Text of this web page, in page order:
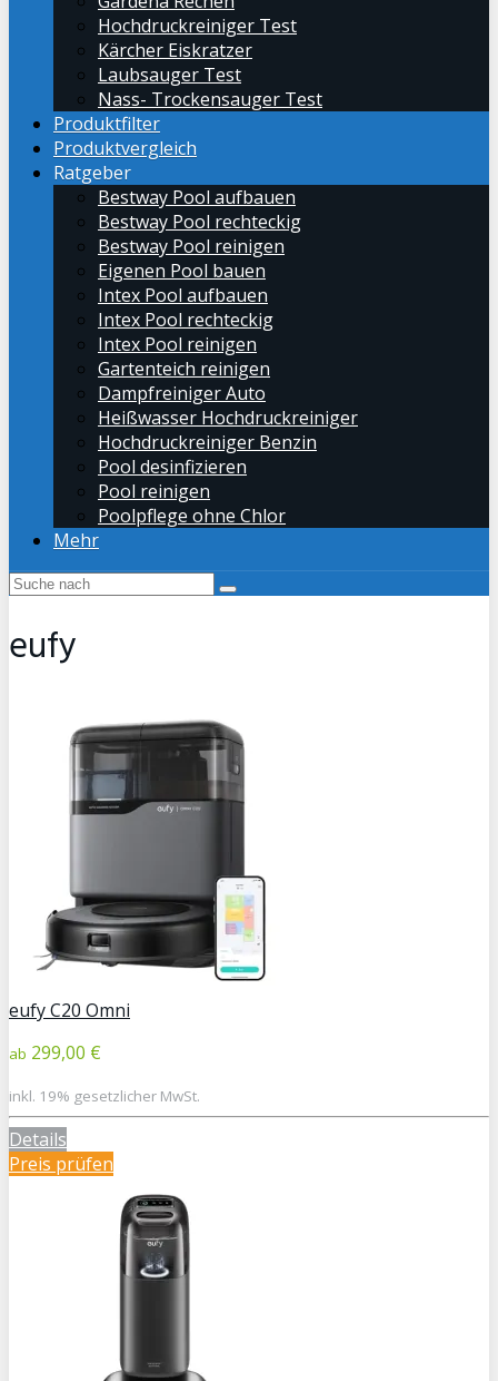
Hochdruckreiniger Test
Kärcher Eiskratzer
Laubsauger Test
Nass- Trockensauger Test
Produktfilter
Produktvergleich
Ratgeber
Bestway Pool aufbauen
Bestway Pool rechteckig
Bestway Pool reinigen
Eigenen Pool bauen
Intex Pool aufbauen
Intex Pool rechteckig
Intex Pool reinigen
Gartenteich reinigen
Dampfreiniger Auto
Heißwasser Hochdruckreiniger
Hochdruckreiniger Benzin
Pool desinfizieren
Pool reinigen
Poolpflege ohne Chlor
Mehr
eufy
eufy C20 Omni
ab 299,00 €
inkl. 19% gesetzlicher MwSt.
Details
Preis prüfen